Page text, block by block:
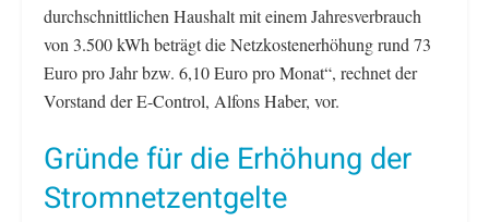
durchschnittlichen Haushalt mit einem Jahresverbrauch
von 3.500 kWh beträgt die Netzkostenerhöhung rund 73
Euro pro Jahr bzw. 6,10 Euro pro Monat“, rechnet der
Vorstand der E-Control, Alfons Haber, vor.
Gründe für die Erhöhung der
Stromnetzentgelte